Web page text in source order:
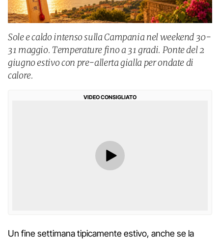
Sole e caldo intenso sulla Campania nel weekend 30-
31 maggio. Temperature fino a 31 gradi. Ponte del 2
giugno estivo con pre-allerta gialla per ondate di
calore.
VIDEO CONSIGLIATO
Un fine settimana tipicamente estivo, anche se la